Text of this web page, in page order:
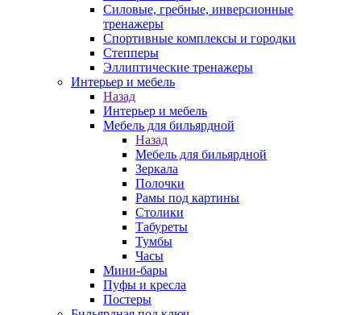
Силовые, гребные, инверсионные
тренажеры
Спортивные комплексы и городки
Степперы
Эллиптические тренажеры
Интерьер и мебель
Назад
Интерьер и мебель
Мебель для бильярдной
Назад
Мебель для бильярдной
Зеркала
Полочки
Рамы под картины
Столики
Табуреты
Тумбы
Часы
Мини-бары
Пуфы и кресла
Постеры